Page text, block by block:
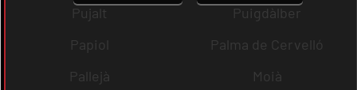
Pujalt
Puigdàlber
Papiol
Palma de Cervelló
Pallejà
Moià